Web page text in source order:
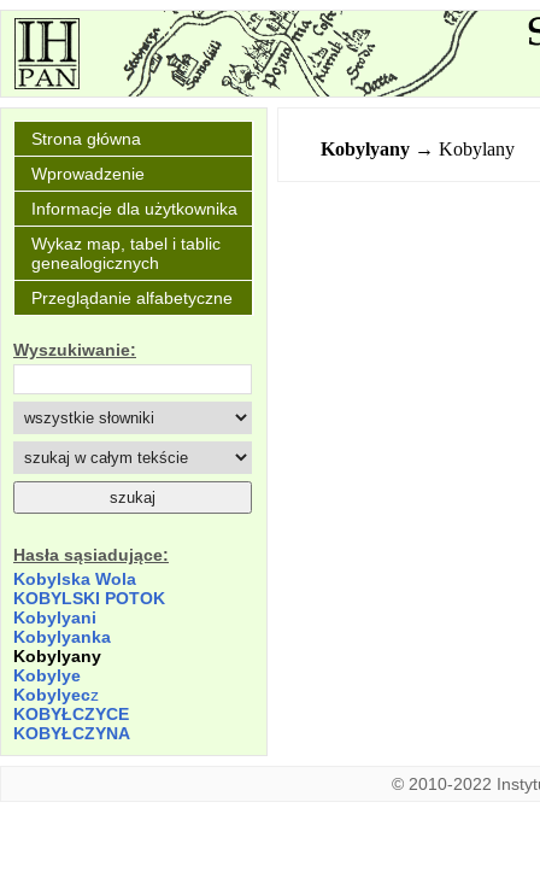
Strona główna
Wprowadzenie
Informacje dla użytkownika
Wykaz map, tabel i tablic
genealogicznych
Przeglądanie alfabetyczne
Wyszukiwanie:
Hasła sąsiadujące:
Kobylska Wola
KOBYLSKI POTOK
Kobylyani
Kobylyanka
Kobylyany
Kobylye
Kobylyecz
KOBYŁCZYCE
KOBYŁCZYNA
Kobylyany → Kobylany
© 2010-2022